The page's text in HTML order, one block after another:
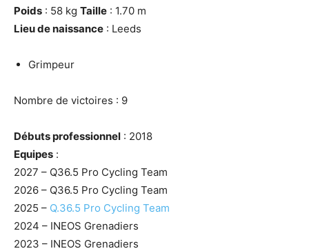
Poids : 58 kg Taille : 1.70 m
Lieu de naissance : Leeds
Grimpeur
Nombre de victoires : 9
Débuts professionnel : 2018
Equipes :
2027 – Q36.5 Pro Cycling Team
2026 – Q36.5 Pro Cycling Team
2025 – Q.36.5 Pro Cycling Team
2024 – INEOS Grenadiers
2023 – INEOS Grenadiers